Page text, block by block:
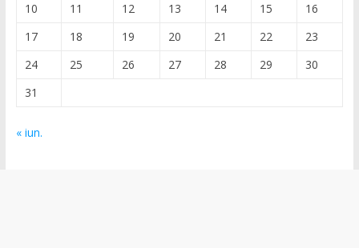
10
11 12 13 14 15
16
17
18 19 20 21 22
23
24
25 26 27 28 29
30
31
« iun.